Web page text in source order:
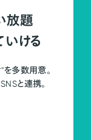
放題
ける
を多数用意。
と連携。